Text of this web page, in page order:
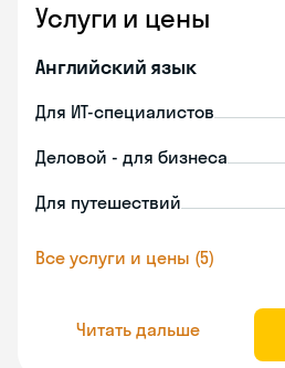
Услуги и цены
Английский язык
Для ИТ-специалистов
Деловой - для бизнеса
Для путешествий
Все услуги и цены (5)
Читать дальше